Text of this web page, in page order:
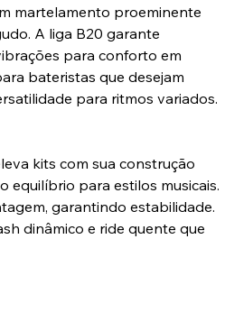
martelamento proeminente
A liga B20 garante
para conforto em
bateristas que desejam
para ritmos variados.
kits com sua construção
equilíbrio para estilos musicais.
garantindo estabilidade.
dinâmico e ride quente que